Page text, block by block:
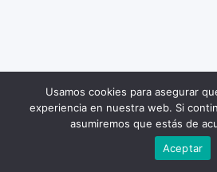
Usamos cookies para asegurar
experiencia en nuestra web. Si
asumiremos que estás de
Aceptar